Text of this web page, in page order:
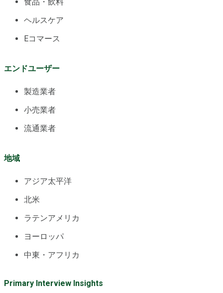
ヘルスケア
Eコマース
エンドユーザー
製造業者
小売業者
流通業者
地域
アジア太平洋
北米
ラテンアメリカ
ヨーロッパ
中東・アフリカ
Primary Interview Insights